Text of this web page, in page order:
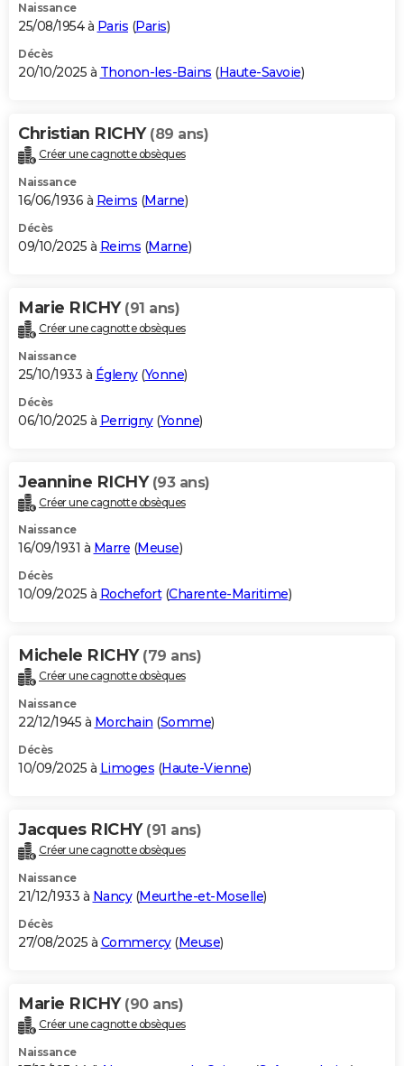
Naissance
25/08/1954 à Paris (Paris)
Décès
20/10/2025 à Thonon-les-Bains (Haute-Savoie)
Christian RICHY (89 ans)
Créer une cagnotte obsèques
Naissance
16/06/1936 à Reims (Marne)
Décès
09/10/2025 à Reims (Marne)
Marie RICHY (91 ans)
Créer une cagnotte obsèques
Naissance
25/10/1933 à Égleny(Yonne)
Décès
06/10/2025 à Perrigny(Yonne)
Jeannine RICHY (93 ans)
Créer une cagnotte obsèques
Naissance
16/09/1931 à Marre (Meuse)
Décès
10/09/2025 à Rochefort(Charente-Maritime)
Michele RICHY (79 ans)
Créer une cagnotte obsèques
Naissance
22/12/1945 à Morchain (Somme)
Décès
10/09/2025 à Limoges (Haute-Vienne)
Jacques RICHY (91 ans)
Créer une cagnotte obsèques
Naissance
21/12/1933 à Nancy(Meurthe-et-Moselle)
Décès
27/08/2025 à Commercy(Meuse)
Marie RICHY (90 ans)
Créer une cagnotte obsèques
Naissance